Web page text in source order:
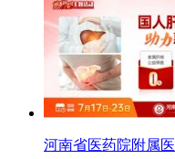
河南省医药院附属医